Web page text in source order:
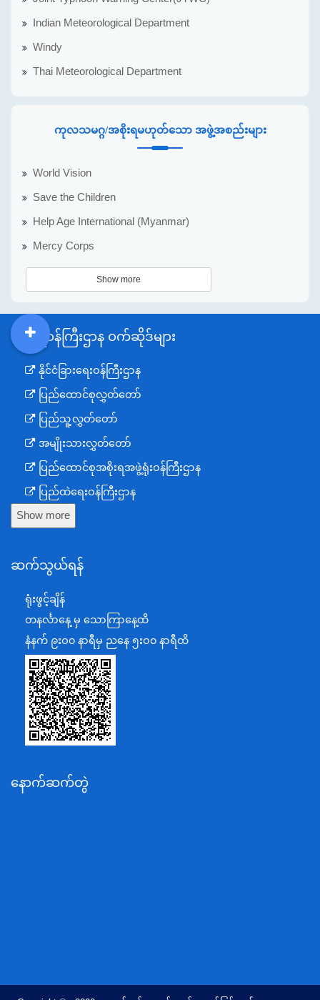
Indian Meteorological Department
Windy
Thai Meteorological Department
ကုလသမဂ္ဂ/အစိုးရမဟုတ်သော အဖွဲ့အစည်းများ
World Vision
Save the Children
Help Age International (Myanmar)
Mercy Corps
Show more
အစိုးရဝန်ကြီးဌာန ဝက်ဆိုဒ်များ
နိုင်ငံခြားရေးဝန်ကြီးဌာန
ပြည်ထောင်စုလွှတ်တော်
ပြည်သူ့လွှတ်တော်
အမျိုးသားလွှတ်တော်
ပြည်ထောင်စုအစိုးရအဖွဲ့ရုံးဝန်ကြီးဌာန
ပြည်ထဲရေးဝန်ကြီးဌာန
ကာကွယ်ရေးဝန်ကြီးဌာန
စီမံကိန်း၊ဘဏ္ဍာရေးနှင့်စက်မှုဝန်ကြီးဌာန
အပြည်ပြည်ဆိုင်ရာပူးပေါင်းဆောင်ရွက်ရေးဝန်ကြီးဌာန
ပြန်ကြားရေးဝန်ကြီးဌာန
သာသနာရေးနှင့် ယဉ်ကျေးမှုဝန်ကြီးဌာန
စိုက်ပျိုးရေး၊မွေးမြူရေးနှင့်ဆည်မြောင်းဝန်ကြီးဌာန
ပို့ဆောင်ရေးနှင့်ဆက်သွယ်ရေးဝန်ကြီးဌာန
သယံဇာတနှင့်ပတ်ဝန်းကျင်ထိန်းသိမ်းရေးဝန်ကြီးဌာန
အလုပ်သမား၊လူဝင်မှုကြီးကြပ်ရေးနှင့်ပြည်သူ့အင်အား
တိုင်းရင်းသားလူမျိုးရေးရာဝန်ကြီးဌာန
Show more
ဆက်သွယ်ရန်
ရုံးဖွင့်ချိန်
တနင်္လာနေ့ မှ သောကြာနေ့ထိ
နံနက် ၉းဝ၀ နာရီမှ ညနေ ၅းဝ၀ နာရီထိ
နောက်ဆက်တွဲ